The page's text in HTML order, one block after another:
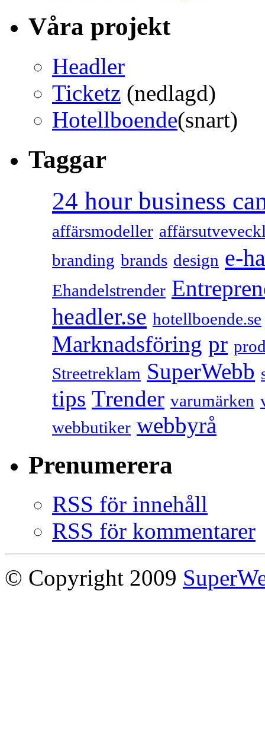
Våra projekt
Headler
Ticketz (nedlagd)
Hotellboende(snart)
Taggar
24 hour business
affärsmodeller
branding brands design e-
Ehandelstrender
headler.se hotellboende.se
Marknadsföring pr
Streetreklam SuperWebb
tips Trender varumärken
webbutiker webbyrå
Prenumerera
RSS för innehåll
RSS för kommentarer
© Copyright 2009